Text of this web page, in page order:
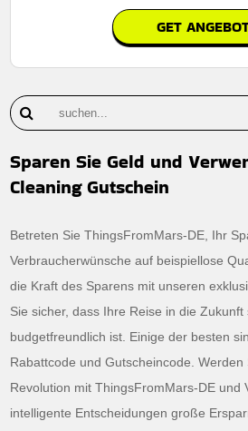
GET
Sparen Sie Geld und
Cleaning Gutschein
Betreten Sie ThingsFromMars-DE, Ihr
Verbraucherwünsche auf beispiellose
die Kraft des Sparens mit unseren
Sie sicher, dass Ihre Reise in die
budgetfreundlich ist. Einige der besten
Rabattcode und Gutscheincode. Werden
Revolution mit ThingsFromMars-DE und
intelligente Entscheidungen große